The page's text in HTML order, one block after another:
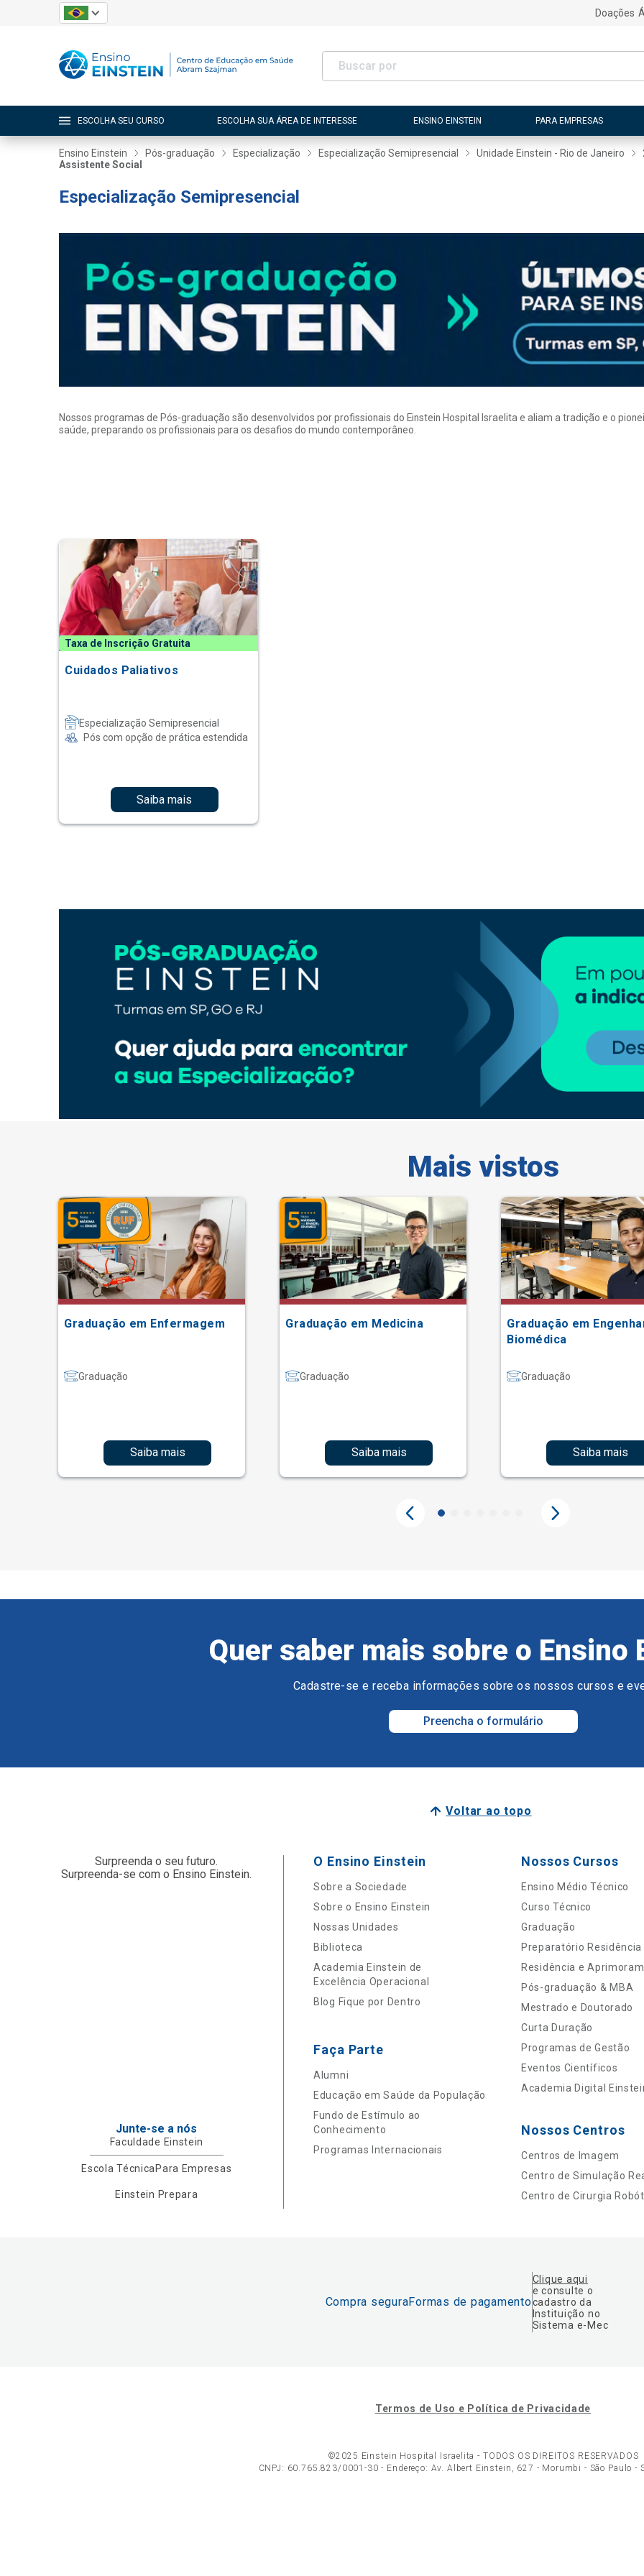
Doações
ESCOLHA SEU CURSO ESCOLHA SUA ÁREA DE INTERESSE ENSINO EINSTEIN PARA EMPRESAS
Ensino Einstein Pós-graduação Especialização Especialização Semipresencial Unidade Einstein - Rio de Janeiro
Assistente Social
Especialização Semipresencial
Nossos programas de Pós-graduação são desenvolvidos por profissionais do Einstein Hospital Israelita e aliam a tradição e o
saúde, preparando os profissionais para os desafios do mundo contemporâneo.
Taxa de Inscrição Gratuita
Cuidados Paliativos
Especialização Semipresencial
Pós com opção de prática estendida
Saiba mais
Mais vistos
Graduação em Enfermagem
Graduação
Saiba mais
Graduação em Medicina
Graduação
Saiba mais
Graduação em
Biomédica
Graduação
Saiba mais
Quer saber mais sobre o Ensino
Cadastre-se e receba informações sobre os nossos cursos e
Preencha o formulário
Voltar ao topo
Surpreenda o seu futuro.
Surpreenda-se com o Ensino Einstein.
Junte-se a nós
Faculdade Einstein
Escola TécnicaPara Empresas
Einstein Prepara
O Ensino Einstein
Sobre a Sociedade
Sobre o Ensino Einstein
Nossas Unidades
Biblioteca
Academia Einstein de
Excelência Operacional
Blog Fique por Dentro
Faça Parte
Alumni
Educação em Saúde da População
Fundo de Estímulo ao
Conhecimento
Programas Internacionais
Nossos Cursos
Ensino Médio Técnico
Curso Técnico
Graduação
Preparatório Residência
Residência e
Pós-graduação & MBA
Mestrado e Doutorado
Curta Duração
Programas de Gestão
Eventos Científicos
Academia Digital
Nossos Centros
Centros de Imagem
Centro de Simulação
Centro de Cirurgia
Compra seguraFormas de pagamento
Clique aqui
e consulte o
cadastro da
Instituição no
Sistema e-Mec
Termos de Uso e Política de Privacidade
©2025 Einstein Hospital Israelita - TODOS OS DIREITOS RESERVADOS
CNPJ: 60.765.823/0001-30 - Endereço: Av. Albert Einstein, 627 - Morumbi - São Paulo -